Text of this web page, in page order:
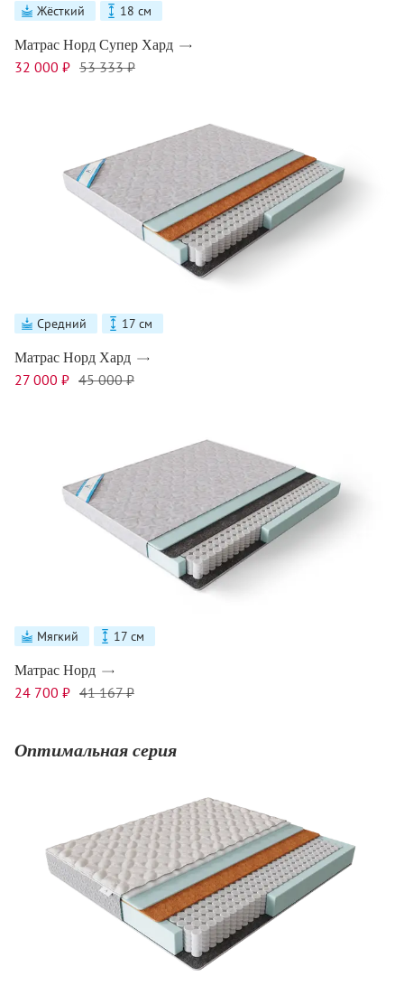
Жёсткий 18 см
Матрас Норд Супер Хард
32 000 ₽ 53 333 ₽
Средний 17 см
Матрас Норд Хард
27 000 ₽ 45 000 ₽
Мягкий 17 см
Матрас Норд
24 700 ₽ 41 167 ₽
Оптимальная серия